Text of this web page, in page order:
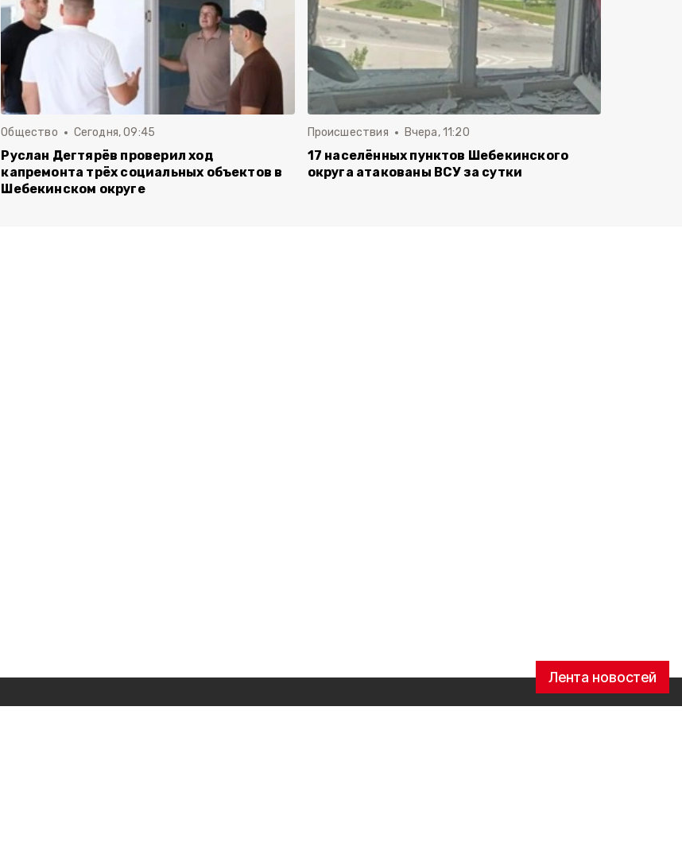
Лента новостей
Общество Сегодня, 09:45
Руслан Дегтярёв проверил ход
капремонта трёх социальных объектов в
Шебекинском округе
Происшествия Вчера, 11:20
17 населённых пунктов Шебекинского
округа атакованы ВСУ за сутки